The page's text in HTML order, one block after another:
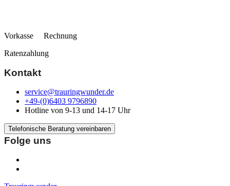
Vorkasse Rechnung
Ratenzahlung
Kontakt
service@trauringwunder.de
+49-(0)6403 9796890
Hotline von 9-13 und 14-17 Uhr
Telefonische Beratung vereinbaren
Folge uns